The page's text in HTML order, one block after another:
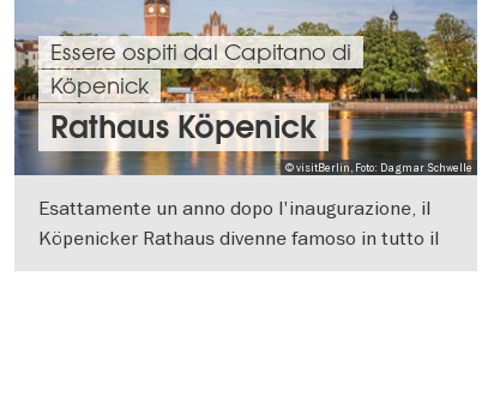
© visitBerlin, Foto: Dagmar Schwelle
Essere ospiti dal Capitano di
Köpenick
Rathaus Köpenick
Esattamente un anno dopo l'inaugurazione, il
Köpenicker Rathaus divenne famoso in tutto il
mondo dall'oggi al domani. Il motivo: un